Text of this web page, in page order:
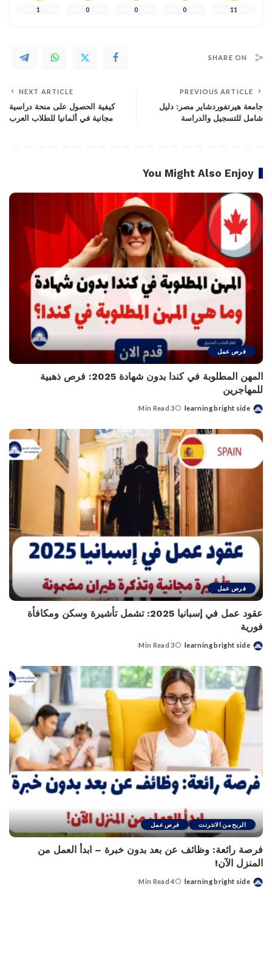
11
0
0
0
1
SHARE ON
PREVIOUS ARTICLE
جامعة هيرتفوردشاير مصر: دليل
شامل للتسجيل والدراسة
NEXT ARTICLE
كيفية الحصول على منحة دراسية
مجانية في ألمانيا للطلاب العرب
You Might Also Enjoy
فرص عمل
المهن المطلوبة في كندا بدون شهادة 2025: فرص ذهبية
للمهاجرين
Posted
learning bright side
3 Min Read
فرص عمل
عقود عمل في إسبانيا 2025: تشمل تأشيرة وسكن ومكافأة
فورية
Posted
learning bright side
3 Min Read
الربح من الانترنت فرص عمل
فرصة رائعة: وظائف عن بعد بدون خبرة – ابدأ العمل من
المنزل الآن!
Posted
learning bright side
4 Min Read